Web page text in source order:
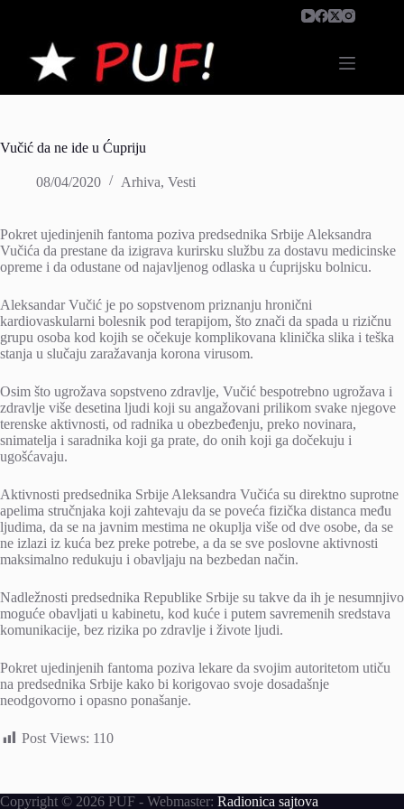
Vučić da ne ide u Ćupriju
08/04/2020 Arhiva, Vesti
Pokret ujedinjenih fantoma poziva predsednika Srbije Aleksandra
Vučića da prestane da izigrava kurirsku službu za dostavu medicinske
opreme i da odustane od najavljenog odlaska u ćuprijsku bolnicu.
Aleksandar Vučić je po sopstvenom priznanju hronični
kardiovaskularni bolesnik pod terapijom, što znači da spada u rizičnu
grupu osoba kod kojih se očekuje komplikovana klinička slika i teška
stanja u slučaju zaražavanja korona virusom.
Osim što ugrožava sopstveno zdravlje, Vučić bespotrebno ugrožava i
zdravlje više desetina ljudi koji su angažovani prilikom svake njegove
terenske aktivnosti, od radnika u obezbeđenju, preko novinara,
snimatelja i saradnika koji ga prate, do onih koji ga dočekuju i
ugošćavaju.
Aktivnosti predsednika Srbije Aleksandra Vučića su direktno suprotne
apelima stručnjaka koji zahtevaju da se poveća fizička distanca među
ljudima, da se na javnim mestima ne okuplja više od dve osobe, da se
ne izlazi iz kuća bez preke potrebe, a da se sve poslovne aktivnosti
maksimalno redukuju i obavljaju na bezbedan način.
Nadležnosti predsednika Republike Srbije su takve da ih je nesumnjivo
moguće obavljati u kabinetu, kod kuće i putem savremenih sredstava
komunikacije, bez rizika po zdravlje i živote ljudi.
Pokret ujedinjenih fantoma poziva lekare da svojim autoritetom utiču
na predsednika Srbije kako bi korigovao svoje dosadašnje
neodgovorno i opasno ponašanje.
Post Views: 110
Copyright © 2026 PUF - Webmaster: Radionica sajtova